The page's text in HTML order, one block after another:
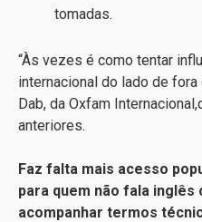
tomadas.
“Às vezes é como tentar
internacional do lado de
Dab, da Oxfam
anteriores.
Faz falta mais acesso
para quem não fala inglês
acompanhar termos